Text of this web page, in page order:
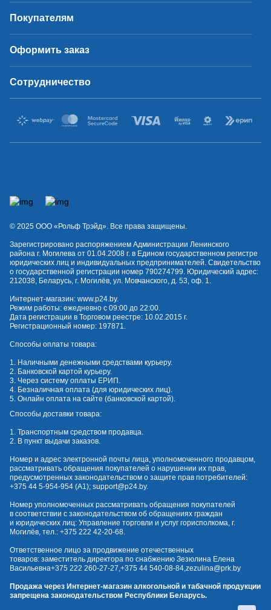
Покупателям
Оформить заказ
Сотрудничество
© 2025 OOO «Рольф Трэйд». Все права защищены.
Зарегистрировано распоряжением Администрации Ленинского
района г. Могилева от 01.04.2008 г. в Едином государственном регистре
юридических лиц и индивидуальных предпринимателей. Свидетельство
о государственной регистрации номер 790274799. Юридический адрес:
212038, Беларусь, г. Могилёв, ул. Мовчанского, д. 53, оф. 1.
Интернет-магазин: www.p24.by.
Режим работы: ежедневно с 09:00 до 22:00.
Дата регистрации в Торговом реестре: 10.02.2015 г.
Регистрационный номер: 197871.
Способы оплаты товара:
1. Наличными денежными средствами курьеру.
2. Банковской картой курьеру.
3. Через систему оплаты ЕРИП.
4. Безналичная оплата (для юридических лиц).
5. Онлайн оплата на сайте (банковской картой).
Способы доставки товара:
1. Транспортным средством продавца.
2. В пункт выдачи заказов.
Номер и адрес электронной почты лица, уполномоченного продавцом,
рассматривать обращения покупателей о нарушении их прав,
предусмотренных законодательством о защите прав потребителей:
+375 44 5-954-954 (А1); support@p24.by.
Номер уполномоченных рассматривать обращения покупателей
в соответствии с законодательством об обращениях граждан
и юридических лиц: Управление торговли и услуг горисполкома, г.
Могилёв, тел.: +375 222 42-20-68.
Ответственное лицо за продвижение отечественных
товаров: заместитель директора по снабжению Зезюлина Елена
Васильевна+375 222 260-27-27,+375 44 540-08-84,zezulina@prk.by
Продажа через Интернет-магазин алкогольной и табачной продукции
запрещена законодательством Республики Беларусь.